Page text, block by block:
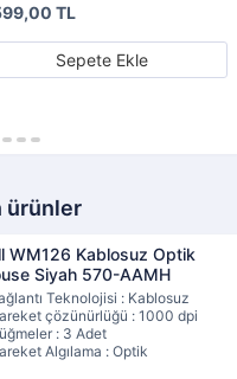
TL
Sepete Ekle
ürünler
WM126 Kablosuz Optik
Siyah 570-AAMH
Teknolojisi : Kablosuz
çözünürlüğü : 1000 dpi
: 3 Adet
Algılama : Optik